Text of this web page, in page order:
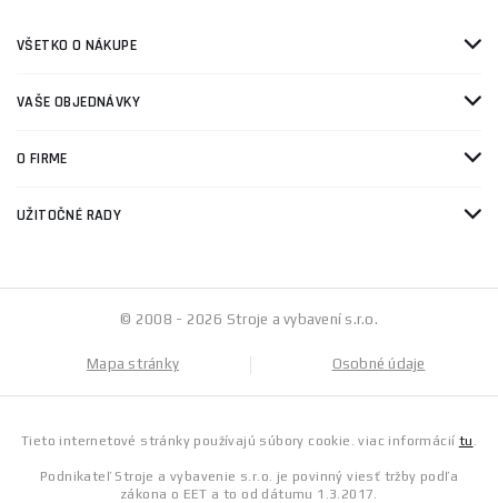
VŠETKO O NÁKUPE
VAŠE OBJEDNÁVKY
O FIRME
UŽITOČNÉ RADY
© 2008 - 2026 Stroje a vybavení s.r.o.
Mapa stránky Osobné údaje
Tieto internetové stránky používajú súbory cookie. viac informácií tu .
Podnikateľ Stroje a vybavenie s.r.o. je povinný viesť tržby podľa
zákona o EET a to od dátumu 1.3.2017.